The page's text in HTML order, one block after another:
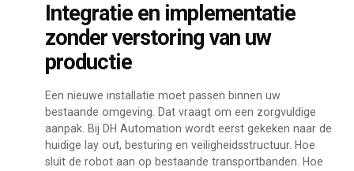
Integratie en implementatie
zonder verstoring van uw
productie
Een nieuwe installatie moet passen binnen uw
bestaande omgeving. Dat vraagt om een zorgvuldige
aanpak. Bij DH Automation wordt eerst gekeken naar de
huidige lay out, besturing en veiligheidsstructuur. Hoe
sluit de robot aan op bestaande transportbanden. Hoe